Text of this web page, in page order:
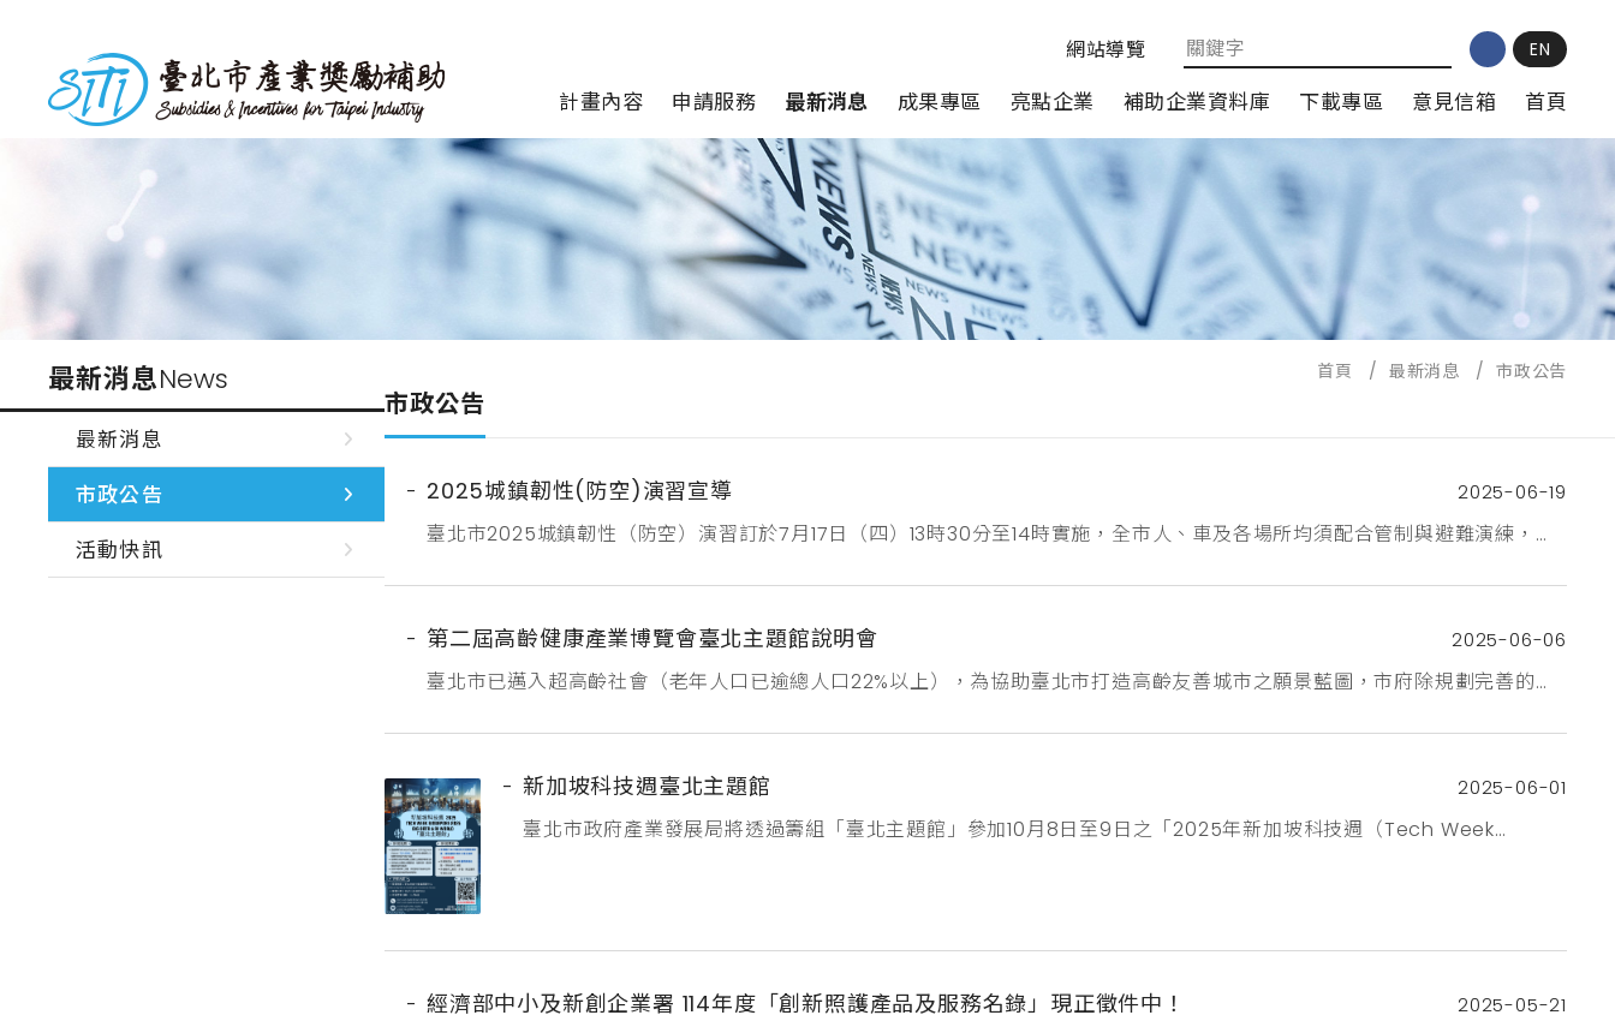
台北市產業獎勵補助
網站導覽 EN
計畫內容 申請服務 最新消息 成果專區 亮點企業 補助企業資料庫 下載專區 意見信箱 首頁
最新消息News
最新消息
市政公告
活動快訊
首頁 / 最新消息 / 市政公告
市政公告
2025城鎮韌性(防空)演習宣導 2025-06-19
臺北市2025城鎮韌性（防空）演習訂於7月17日（四）13時30分至14時實施，全市人、車及各場所均須配合管制與避難演練，以
第二屆高齡健康產業博覽會臺北主題館說明會 2025-06-06
臺北市已邁入超高齡社會（老年人口已逾總人口22%以上），為協助臺北市打造高齡友善城市之願景藍圖，市府除規劃完善的社
北市政府產業發展局特規劃籌設「第二屆高齡健康產業博覽會」臺北館展示區，期望徵集本市優秀並具創新性廠商參加，展示符
合高齡健康需求趨勢之產品、服務或技術，全方位貼近銀髮族實際需求...
新加坡科技週臺北主題館 2025-06-01
臺北市政府產業發展局將透過籌組「臺北主題館」參加10月8日至9日之「2025年新加坡科技週（Tech Week
經濟部中小及新創企業署 114年度「創新照護產品及服務名錄」現正徵件中！
2025-05-21